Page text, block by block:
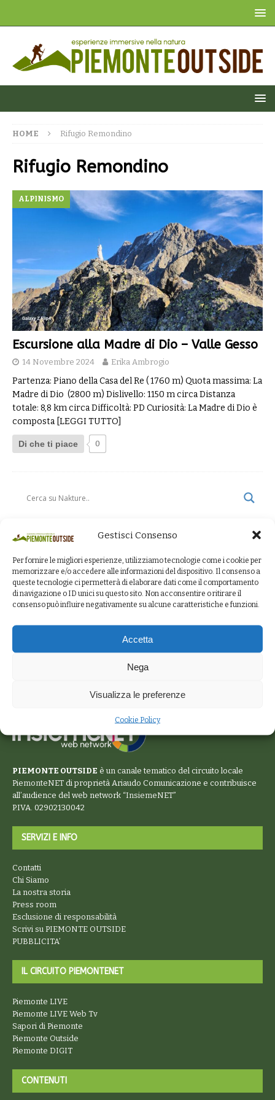
Gestisci Consenso
Per fornire le migliori esperienze, utilizziamo tecnologie come i cookie per
memorizzare e/o accedere alle informazioni del dispositivo. Il consenso a
queste tecnologie ci permetterà di elaborare dati come il comportamento
di navigazione o ID unici su questo sito. Non acconsentire o ritirare il
consenso può influire negativamente su alcune caratteristiche e funzioni.
Accetta
Nega
Visualizza le preferenze
Cookie Policy
HOME Rifugio Remondino
Rifugio Remondino
ALPINISMO
Escursione alla Madre di Dio – Valle Gesso
14 Novembre 2024 Erika Ambrogio
Partenza: Piano della Casa del Re ( 1760 m) Quota massima: La
Madre di Dio (2800 m) Dislivello: 1150 m circa Distanza
totale: 8,8 km circa Difficoltà: PD Curiosità: La Madre di Dio è
composta [LEGGI TUTTO]
Di che ti piace 0
PIEMONTE OUTSIDE è un canale tematico del circuito locale
PiemonteNET di proprietà Ariaudo Comunicazione e contribuisce
all’audience del web network “InsiemeNET”
P.IVA. 02902130042
SERVIZI E INFO
Contatti
Chi Siamo
La nostra storia
Press room
Esclusione di responsabilità
Scrivi su PIEMONTE OUTSIDE
PUBBLICITA’
IL CIRCUITO PIEMONTENET
Piemonte LIVE
Piemonte LIVE Web Tv
Sapori di Piemonte
Piemonte Outside
Piemonte DIGIT
CONTENUTI